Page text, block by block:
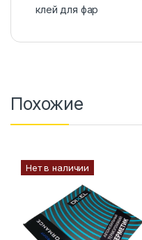
клей для фар
Похожие
Нет в наличии